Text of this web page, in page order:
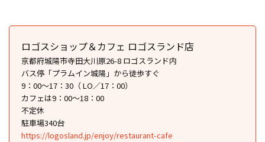
ロゴスショップ＆カフェ ロゴスランド店
京都府城陽市寺田大川原26-8 ロゴスランド内
バス停「プラムイン城陽」から徒歩すぐ
9：00～17：30（ LO／17：00）
カフェは9：00〜18：00
不定休
駐車場340台
https://logosland.jp/enjoy/restaurant-cafe